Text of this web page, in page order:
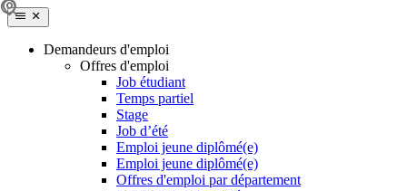
Demandeurs d'emploi
Offres d'emploi
Job étudiant
Temps partiel
Stage
Job d’été
Emploi jeune diplômé(e)
Emploi jeune diplômé(e)
Offres d'emploi par département